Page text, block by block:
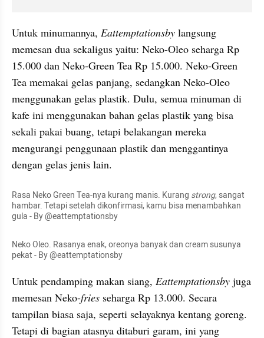
Untuk minumannya, Eattemptationsby langsung
memesan dua sekaligus yaitu: Neko-Oleo seharga Rp
15.000 dan Neko-Green Tea Rp 15.000. Neko-Green
Tea memakai gelas panjang, sedangkan Neko-Oleo
menggunakan gelas plastik. Dulu, semua minuman di
kafe ini menggunakan bahan gelas plastik yang bisa
sekali pakai buang, tetapi belakangan mereka
mengurangi penggunaan plastik dan menggantinya
dengan gelas jenis lain.
Rasa Neko Green Tea-nya kurang manis. Kurang strong, sangat
hambar. Tetapi setelah dikonfirmasi, kamu bisa menambahkan
gula - By @eattemptationsby
Neko Oleo. Rasanya enak, oreonya banyak dan cream susunya
pekat - By @eattemptationsby
Untuk pendamping makan siang, Eattemptationsby juga
memesan Neko-fries seharga Rp 13.000. Secara
tampilan biasa saja, seperti selayaknya kentang goreng.
Tetapi di bagian atasnya ditaburi garam, ini yang